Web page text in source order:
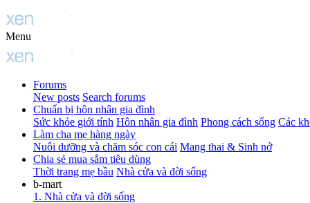
Menu
Forums
New posts Search forums
Chuẩn bị hôn nhân gia đình
Sức khỏe giới tính Hôn nhân gia đình Phong cách sống Các
Làm cha mẹ hàng ngày
Nuôi dưỡng và chăm sóc con cái Mang thai & Sinh nở
Chia sẻ mua sắm tiêu dùng
Thời trang mẹ bầu Nhà cửa và đời sống
b-mart
1. Nhà cửa và đời sống